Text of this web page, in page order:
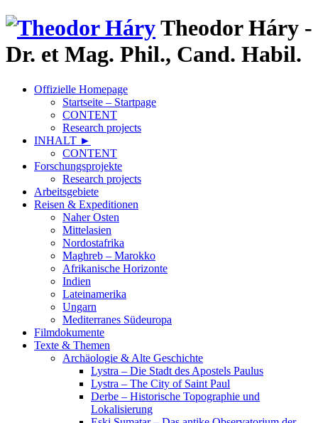
Theodor Háry -
Dr. et Mag. Phil., Cand. Habil.
Offizielle Homepage
Startseite – Startpage
CONTENT
Research projects
INHALT ►
CONTENT
Forschungsprojekte
Research projects
Arbeitsgebiete
Reisen & Expeditionen
Naher Osten
Mittelasien
Nordostafrika
Maghreb – Marokko
Afrikanische Horizonte
Indien
Lateinamerika
Ungarn
Mediterranes Südeuropa
Filmdokumente
Texte & Themen
Archäologie & Alte Geschichte
Lystra – Die Stadt des Apostels Paulus
Lystra – The City of Saint Paul
Derbe – Historische Topographie und
Lokalisierung